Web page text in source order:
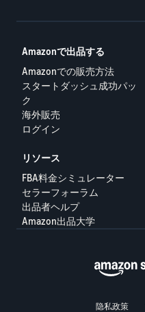
Amazonで出品する
Amazonでの販売方法
スタートダッシュ成功パッ
ク
海外販売
ログイン
リソース
FBA料金シミュレーター
セラーフォーラム
出品者ヘルプ
Amazon出品大学
隐私政策